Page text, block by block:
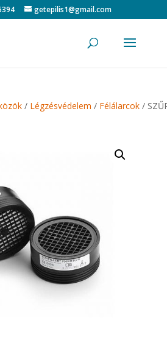
getepilis1@gmail.com
/ Légzésvédelem / Félálarcok/